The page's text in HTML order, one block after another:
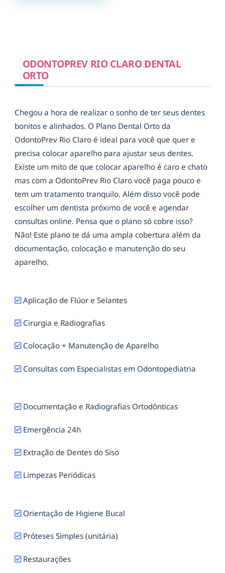
ODONTOPREV RIO CLARO DENTAL
ORTO
Chegou a hora de realizar o sonho de ter seus dentes
bonitos e alinhados. O Plano Dental Orto da
OdontoPrev Rio Claro é ideal para você que quer e
precisa colocar aparelho para ajustar seus dentes.
Existe um mito de que colocar aparelho é caro e chato
mas com a OdontoPrev Rio Claro você paga pouco e
tem um tratamento tranquilo. Além disso você pode
escolher um dentista próximo de você e agendar
consultas online. Pensa que o plano só cobre isso?
Não! Este plano te dá uma ampla cobertura além da
documentação, colocação e manutenção do seu
aparelho.
Aplicação de Flúor e Selantes
Cirurgia e Radiografias
Colocação + Manutenção de Aparelho
Consultas com Especialistas em Odontopediatria
Documentação e Radiografias Ortodônticas
Emergência 24h
Extração de Dentes do Siso
Limpezas Periódicas
Orientação de Higiene Bucal
Próteses Simples (unitária)
Restaurações